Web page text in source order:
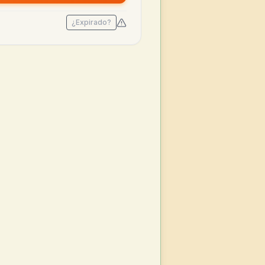
¿Expirado?